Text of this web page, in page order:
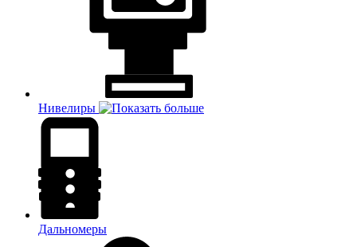
Нивелиры
Дальномеры